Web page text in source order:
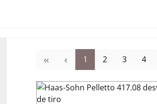
Página
1 Página
2 Página
3 4